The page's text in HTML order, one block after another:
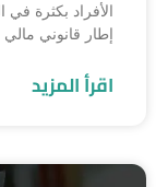
الأفراد بكثرة في
إطار قانوني مالي
اقرأ المزيد